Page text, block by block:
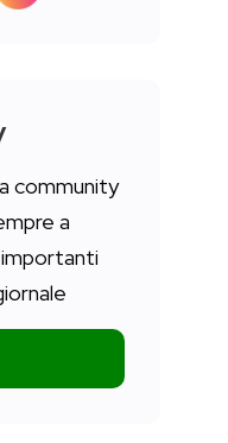
community
a